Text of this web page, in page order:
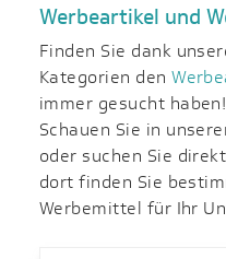
Werbeartikel und
Finden Sie dank
Kategorien den
immer gesucht
Schauen Sie in
oder suchen Sie
dort finden Sie
Werbemittel für Ihr